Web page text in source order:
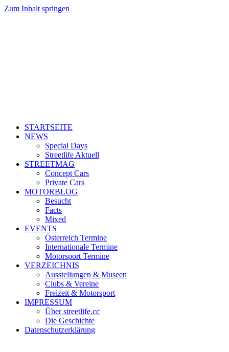
Zum Inhalt springen
STARTSEITE
NEWS
Special Days
Streetlife Aktuell
STREETMAG
Concept Cars
Private Cars
MOTORBLOG
Besucht
Facts
Mixed
EVENTS
Österreich Termine
Internationale Termine
Motorsport Termine
VERZEICHNIS
Ausstellungen & Museen
Clubs & Vereine
Freizeit & Motorsport
IMPRESSUM
Über streetlife.cc
Die Geschichte
Datenschutzerklärung